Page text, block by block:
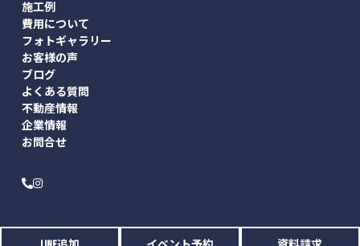
施工例
費用について
フォトギャラリー
お客様の声
ブログ
よくある質問
不動産情報
企業情報
お問合せ
© Akatsuka, Inc. All Rights Reserved.